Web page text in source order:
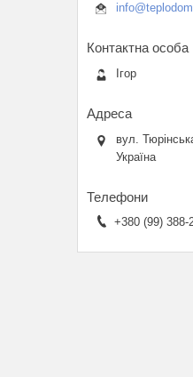
Ігор
вул.
Україна
+380 (99) 388-